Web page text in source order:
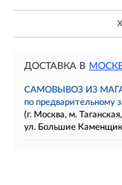
ДОСТАВКА В
САМОВЫВОЗ ИЗ
по предварительному
(г. Москва, м. Таганская,
ул. Большие